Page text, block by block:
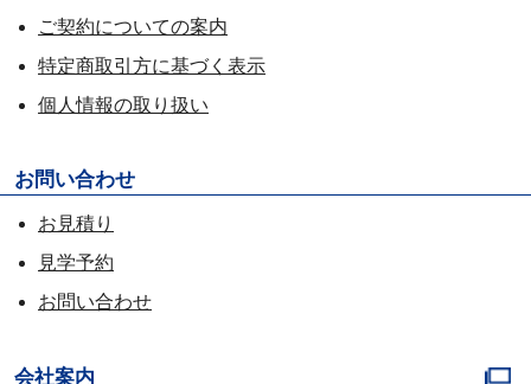
ご契約についての案内
特定商取引方に基づく表示
個人情報の取り扱い
お問い合わせ
お見積り
見学予約
お問い合わせ
会社案内